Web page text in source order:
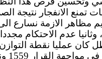
تمنع الانفجار نتيجة
مظاهر الازمة نسارع
كان عمليا نقطة